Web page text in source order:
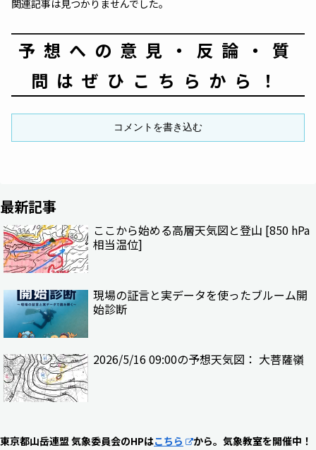
関連記事は見つかりませんでした。
予想への意見・反論・質
問はぜひこちらから！
コメントを書き込む
最新記事
ここから始める高層天気図と登山 [850 hPa
相当温位]
現場の証言と実データを使ったブルーム開
始診断
2026/5/16 09:00の予想天気図： 大菩薩嶺
東京都山岳連盟 気象委員会のHPはこちら から。気象教室を開催中！